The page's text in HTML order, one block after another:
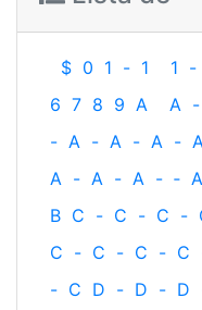
$ 0 1 - 1 1 -
6 7 8 9 A A -
- A - A - A -
A - A - A - ‐ A
B C - C - C -
C - C - C - C
- C D - D - D